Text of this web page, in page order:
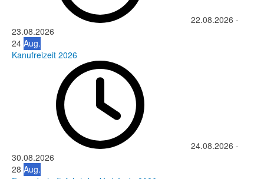
22.08.2026 -
23.08.2026
24 Aug.
Kanufreizeit 2026
24.08.2026 -
30.08.2026
28 Aug.